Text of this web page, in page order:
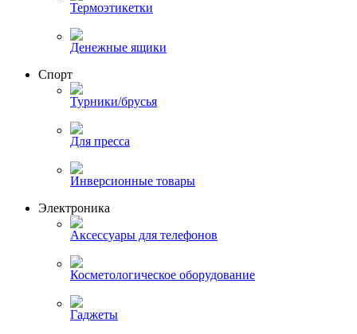
Термоэтикетки
Денежные ящики
Спорт
Турники/брусья
Для пресса
Инверсионные товары
Электроника
Аксессуары для телефонов
Косметологическое оборудование
Гаджеты